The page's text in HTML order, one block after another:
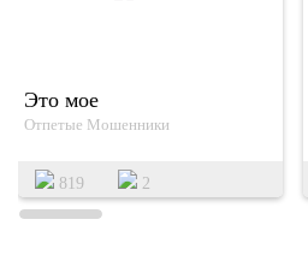
Это мое
Отпетые Мошенники
819 2